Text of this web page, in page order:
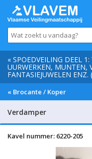
« SPOEDVEILING DEEL
UURWERKEN, MUNTEN,
FANTASIEJUWELEN
« Brocante / Koper
Verdamper
Kavel nummer: 6220-205